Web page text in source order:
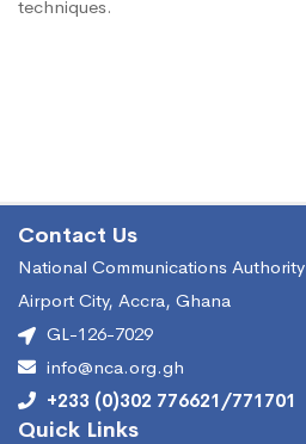
région
de
l’Ouest
techniques.
Contact Us
National Communications Authority
Airport City, Accra, Ghana
GL-126-7029
info@nca.org.gh
+233 (0)302 776621/771701
Quick Links